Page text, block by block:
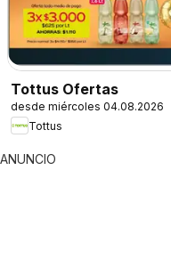
Tottus Ofertas
desde miércoles 04.08.2026
Tottus
ANUNCIO